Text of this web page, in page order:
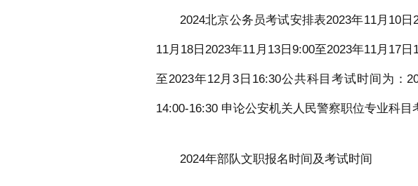
2024北京公务员考试安排表2023年11月10
11月18日2023年11月13日9:00至2023年11月17
至2023年12月3日16:30公共科目考试时间为：
14:00-16:30 申论公安机关人民警察职位专业科目
2024年部队文职报名时间及考试时间